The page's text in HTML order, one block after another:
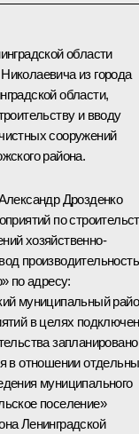
области
из города
области,
и вводу
сооружений
района.
Дрозденко
по
хозяйственно-
по адресу:
муниципальный
в целях
запланировано
в отношении
муниципального
поселение»
Ленинградской